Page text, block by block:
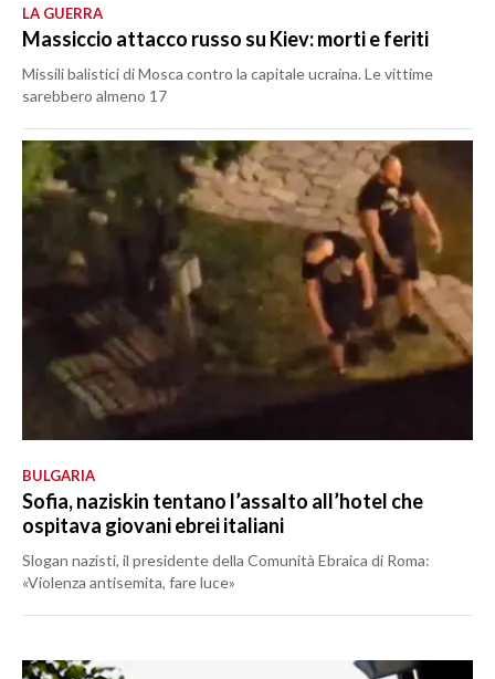
LA GUERRA
Massiccio attacco russo su Kiev: morti e feriti
Missili balistici di Mosca contro la capitale ucraina. Le vittime
sarebbero almeno 17
BULGARIA
Sofia, naziskin tentano l’assalto all’hotel che
ospitava giovani ebrei italiani
Slogan nazisti, il presidente della Comunità Ebraica di Roma:
«Violenza antisemita, fare luce»